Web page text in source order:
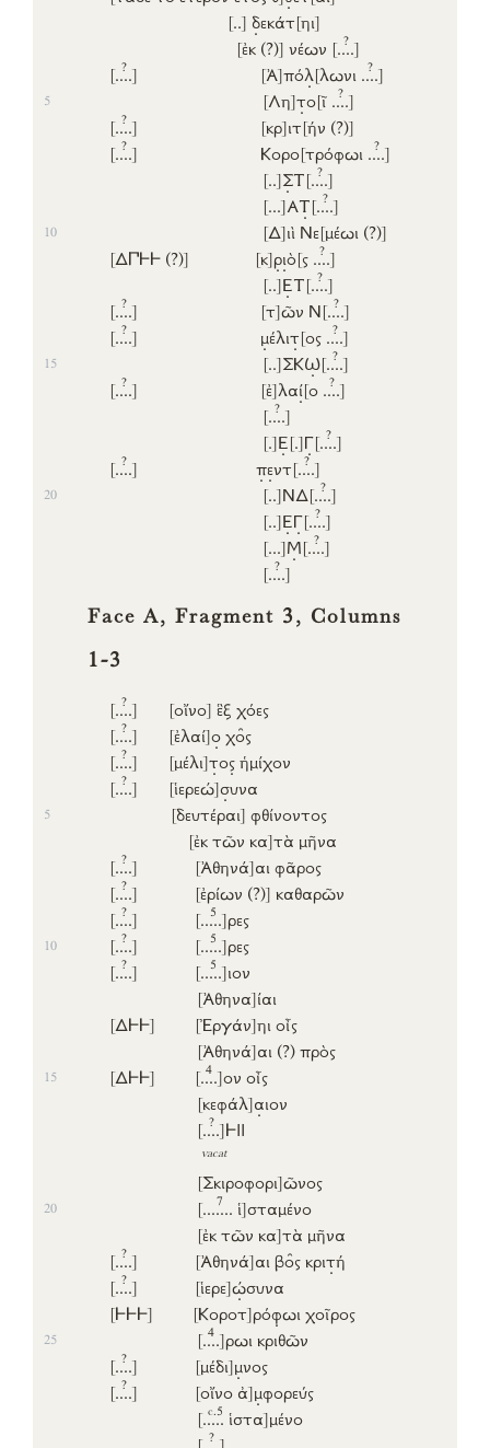
[..] δ εκάτ [ηι]
[ἐκ (?)] νέων [..
?
..]
[..
?
..] [Ἀ]πό λ [λωνι ..
?
..]
5 [Λη]τ ο [ῖ ..
?
..]
[..
?
..] [κρ] ιτ [ήν (?)]
[..
?
..] Κορο [τρόφωι ..
?
..]
[..] ΣΤ [..
?
..]
[...] Α Τ [..
?
..]
10 [Δ] ιὶ Νε [μέωι (?)]
[Δ𐅃𐅂𐅂 (?)] [κ] ρ ι ὸ [ς ..
?
..]
[..] Ε Τ [..
?
..]
[..
?
..] [τ] ῶν Ν [..
?
..]
[..
?
..] μ έλιτ [ος ..
?
..]
15 [..] ΣΚΩ [..
?
..]
[..
?
..] [ἐ] λα ί [ο ..
?
..]
[..
?
..]
[.] Ε [.] Γ [..
?
..]
[..
?
..] πεντ [..
?
..]
20 [..] ΝΔ [..
?
..]
[..] Ε Γ [..
?
..]
[...] Μ [..
?
..]
[..
?
..]
Face A, Fragment 3, Columns
1-3
[..
?
..] [οἴνο] ἓξ χόες
[..
?
..] [ἐλαί] ο χο̑ς
[..
?
..] [μέλι]τ ο ς ἡμίχον
[..
?
..] [ἱερεώ] συνα
5 [δευτέραι] φθίνοντος
[ἐκ τῶν κα]τὰ μῆνα
[..
?
..] [Ἀθηνά] αι φᾶρος
[..
?
..] [ἐρίων (?)] καθαρῶν
[..
?
..] [...
5
..] ρες
10 [..
?
..] [...
5
..] ρες
[..
?
..] [...
5
..] ιον
[Ἀθηνα] ίαι
[Δ𐅂𐅂] [Ἐργάν]ηι οἶς
[Ἀθηνά] αι (?) πρὸς
15 [Δ𐅂𐅂] [..
4
..] ον οἶς
[κεφάλ] α ιον
[..
?
..] 𐅂ΙΙ
vacat
[Σκιροφορι] ῶνος
20 [....
7
... ἱ] σταμένο
[ἐκ τῶν κα]τὰ μῆνα
[..
?
..] [Ἀθηνά] αι βο̑ς κριτή
[..
?
..] [ἱερε] ώ συνα
[𐅂𐅂𐅂] [Κοροτ] ρό φ ωι χοῖρος
25 [..
4
..] ρωι κριθῶν
[..
?
..] [μέδι] μνος
[..
?
..] [οἴνο ἀ] μ φορεύς
[...
c.5
.. ἱστα] μένο
[..
?
..]